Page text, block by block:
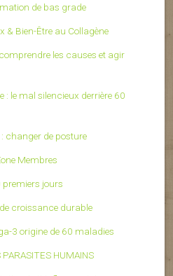
de bas grade
& Bien-Être au Collagène
les causes et agir
le mal silencieux derrière 60
changer de posture
Membres
premiers jours
croissance durable
3 origine de 60 maladies
PARASITES HUMAINS